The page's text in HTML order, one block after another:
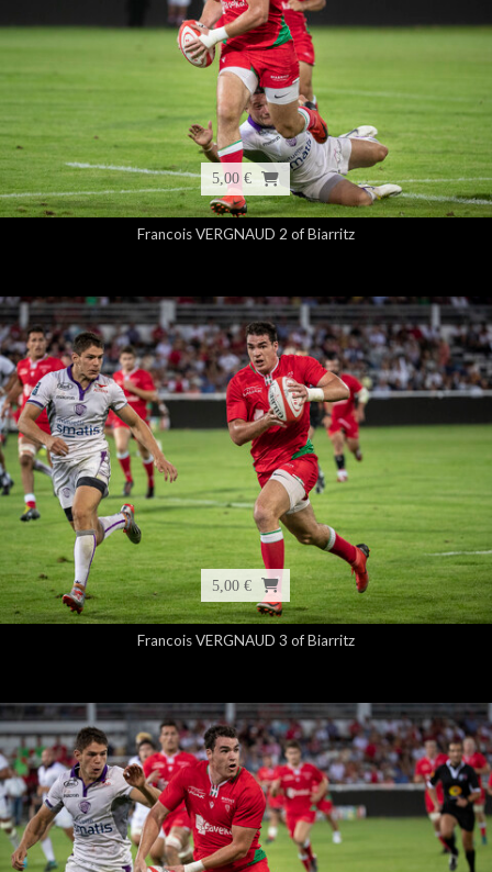
5,00 €
Francois VERGNAUD 2 of Biarritz
5,00 €
Francois VERGNAUD 3 of Biarritz